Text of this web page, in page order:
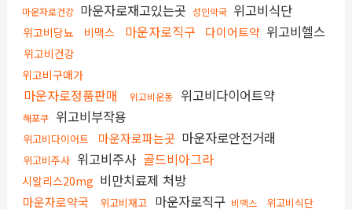
마운자로건강 마운자로재고있는곳 성인약국 위고비식단
위고비당뇨 비맥스 마운자로직구 다이어트약 위고비헬스
위고비건강
위고비구매가
마운자로정품판매 위고비운동 위고비다이어트약
해포쿠 위고비부작용
위고비다이어트 마운자로파는곳 마운자로안전거래
위고비주사 위고비주사 골드비아그라
시알리스20mg 비만치료제 처방
마운자로약국 위고비재고 마운자로직구 비맥스 위고비식단